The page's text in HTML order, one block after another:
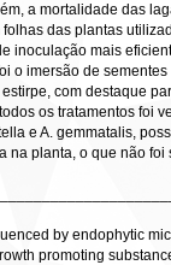
a mortalidade das
das plantas
inoculação mais
o imersão de
com destaque
os tratamentos foi
e A. gemmatalis,
na planta, o que não
by endophytic
promoting